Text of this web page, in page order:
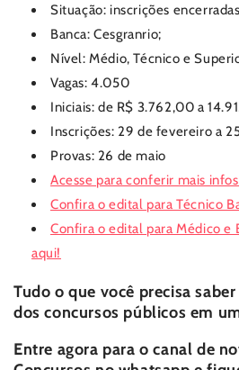
Situação: inscrições
Banca: Cesgranrio;
Nível: Médio, Técnico e
Vagas: 4.050
Iniciais: de R$ 3.762,00 a
Inscrições: 29 de fevereiro a
Provas: 26 de maio
Acesse para conferir mais
Confira o edital para Técnico
Confira o edital para Médico e
aqui!
Tudo o que você precisa
dosconcursos públicos em
Entre agora para o canal de